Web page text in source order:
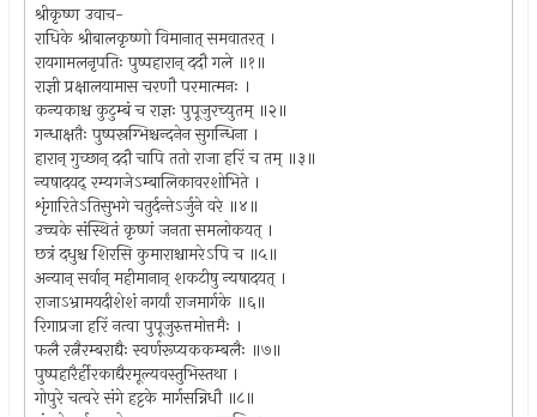
श्रीकृष्ण उवाच-
राधिके श्रीबालकृष्णो विमानात् समवातरत् ।
रायगामलनृपतिः पुष्पहारान् ददौ गले ॥१॥
राज्ञी प्रक्षालयामास चरणौ परमात्मनः ।
कन्यकाश्च कुटुम्बं च राज्ञः पुपूजुरच्युतम् ॥२॥
गन्धाक्षतैः पुष्पस्रग्भिश्चन्दनेन सुगन्धिना ।
हारान् गुच्छान् ददौ चापि ततो राजा हरिं च तम् ॥३॥
न्यषादयद् रम्यगजेऽम्बालिकावरशोभिते ।
शृंगारितेऽतिसुभगे चतुर्दन्तेऽर्जुने वरे ॥४॥
उच्चके संस्थितं कृष्णं जनता समलोकयत् ।
छत्रं दधुश्च शिरसि कुमाराश्चामरेऽपि च ॥५॥
अन्यान् सर्वान् महीमानान् शकटीषु न्यषादयत् ।
राजाऽभ्रामयदीशेशं नगर्यां राजमार्गके ॥६॥
रिगाप्रजा हरिं नत्वा पुपूजुरुत्तमोत्तमैः ।
फलै रत्नैरम्बराद्यैः स्वर्णरूप्यककम्बलैः ॥७॥
पुष्पहारैर्हीरकाद्यैरमूल्यवस्तुभिस्तथा ।
गोपुरे चत्वरे संगे हट्टके मार्गसन्निधौ ॥८॥